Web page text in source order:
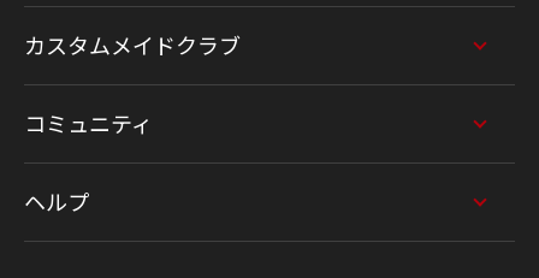
カスタムメイドクラブ
コミュニティ
ヘルプ